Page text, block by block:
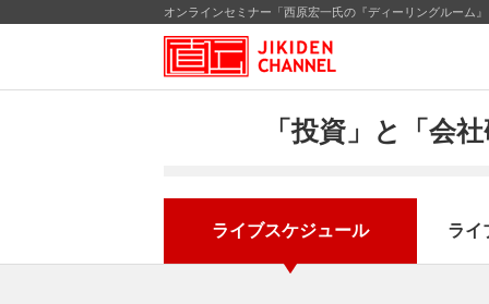
オンラインセミナー「西原宏一氏の『ディーリングルーム
「投資」と「会
ライブスケジュール ライ